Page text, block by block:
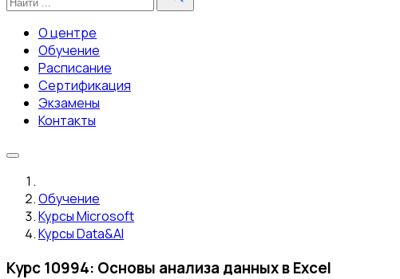
О центре
Обучение
Расписание
Сертификация
Экзамены
Контакты
Обучение
Курсы Microsoft
Курсы Data&AI
Курс 10994: Основы анализа данных в Excel